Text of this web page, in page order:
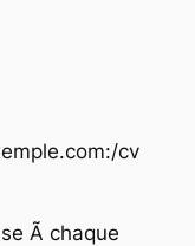
cv
Ã chaque